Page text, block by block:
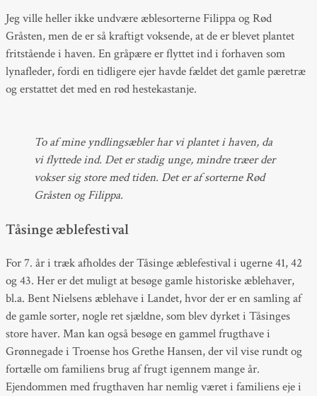
Jeg ville heller ikke undvære æblesorterne Filippa og Rød
Gråsten, men de er så kraftigt voksende, at de er blevet plantet
fritstående i haven. En gråpære er flyttet ind i forhaven som
lynafleder, fordi en tidligere ejer havde fældet det gamle pæretræ
og erstattet det med en rød hestekastanje.
To af mine yndlingsæbler har vi plantet i haven, da
vi flyttede ind. Det er stadig unge, mindre træer der
vokser sig store med tiden. Det er af sorterne Rød
Gråsten og Filippa.
Tåsinge æblefestival
For 7. år i træk afholdes der Tåsinge æblefestival i ugerne 41, 42
og 43. Her er det muligt at besøge gamle historiske æblehaver,
bl.a. Bent Nielsens æblehave i Landet, hvor der er en samling af
de gamle sorter, nogle ret sjældne, som blev dyrket i Tåsinges
store haver. Man kan også besøge en gammel frugthave i
Grønnegade i Troense hos Grethe Hansen, der vil vise rundt og
fortælle om familiens brug af frugt igennem mange år.
Ejendommen med frugthaven har nemlig været i familiens eje i